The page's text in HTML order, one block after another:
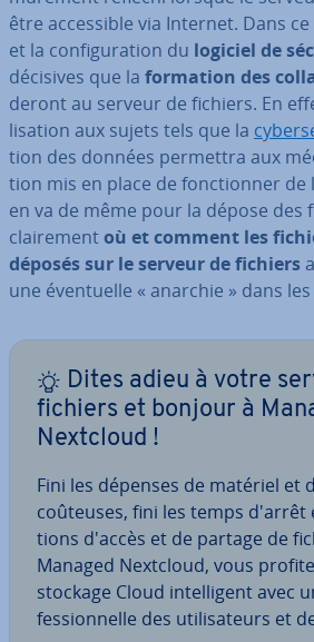
être ac­ces­sible via Internet. Dans
et la con­fi­gu­ra­tion du logiciel de
décisives que la formation des
de­ront au serveur de fichiers. En
li­sa­tion aux sujets tels que la
tion des données permettra aux
tion mis en place de fonc­tion­ner de
en va de même pour la dépose des
clai­re­mentoù et comment les
déposés sur le serveur de fichiers
une éven­tuelle « anarchie » dans
Dites adieu à votre
fichiers et bonjour à
Nextcloud !
Fini les dépenses de matériel et
coûteuses, fini les temps
tions d'accès et de partage de
Managed Nextcloud, vous
stockage Cloud in­tel­li­gent avec
fes­sion­nelle des uti­li­sa­teurs et